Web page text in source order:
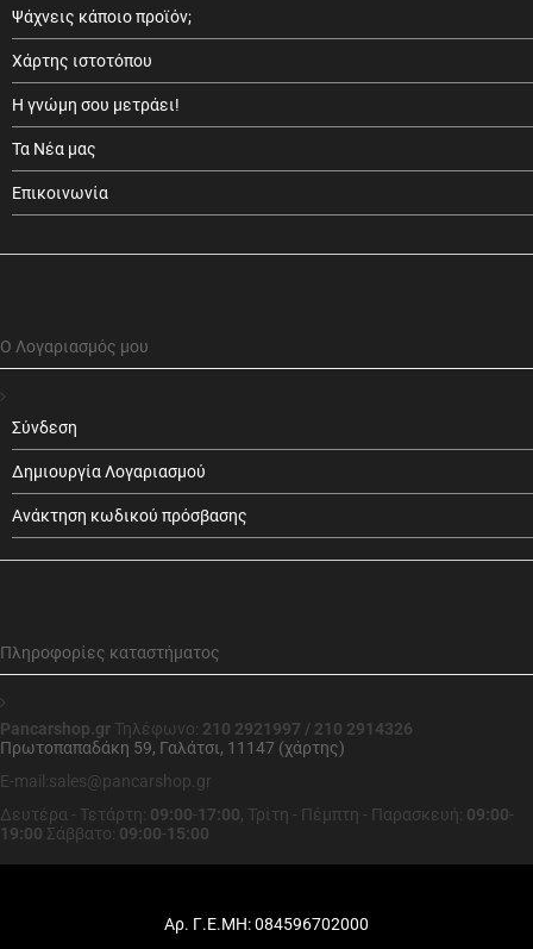
Ψάχνεις κάποιο προϊόν;
Χάρτης ιστοτόπου
Η γνώμη σου μετράει!
Τα Νέα μας
Επικοινωνία
Ο Λογαριασμός μου
Σύνδεση
Δημιουργία Λογαριασμού
Ανάκτηση κωδικού πρόσβασης
Πληροφορίες καταστήματος
Pancarshop.gr Τηλέφωνο: 210 2921997 / 210 2914326
Πρωτοπαπαδάκη 59, Γαλάτσι, 11147 (χάρτης)
E-mail:sales@pancarshop.gr
Δευτέρα - Τετάρτη: 09:00-17:00, Τρίτη - Πέμπτη - Παρασκευή: 09:00-
19:00 Σάββατο: 09:00-15:00
Αρ. Γ.Ε.ΜΗ: 084596702000